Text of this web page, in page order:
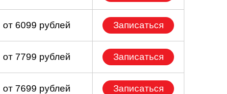
от 6099 рублей Записаться
от 7799 рублей Записаться
от 7699 рублей Записаться